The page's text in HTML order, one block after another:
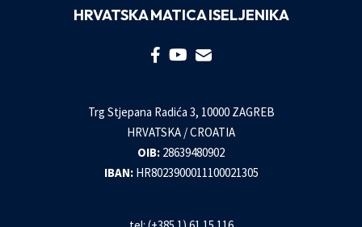
HRVATSKA MATICA ISELJENIKA
Trg Stjepana Radića 3, 10000 ZAGREB
HRVATSKA / CROATIA
OIB: 28639480902
IBAN: HR8023900011100021305